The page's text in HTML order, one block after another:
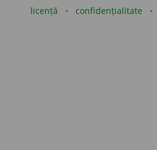
licență confidențialitate